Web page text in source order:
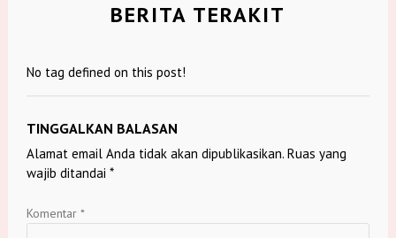
BERITA TERAKIT
No tag defined on this post!
TINGGALKAN BALASAN
Alamat email Anda tidak akan dipublikasikan. Ruas yang
wajib ditandai *
Komentar *